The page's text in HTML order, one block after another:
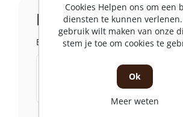
In de winkel
Bekijk de voorraad per filiaal
Witte Paal 32 , 1742 NL Schagen
Op voorraad
Cookies Helpen ons om een
diensten te kunnen
gebruik wilt maken van onze
stem je toe om cookies te
Ok
Meer weten